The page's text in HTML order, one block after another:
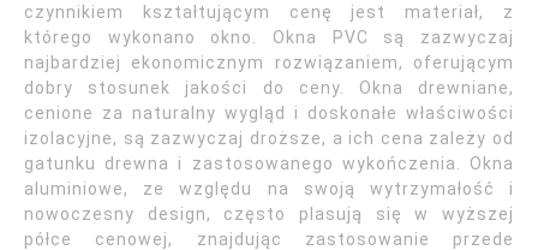
czynnikiem kształtującym cenę jest materiał, z
którego wykonano okno. Okna PVC są zazwyczaj
najbardziej ekonomicznym rozwiązaniem, oferującym
dobry stosunek jakości do ceny. Okna drewniane,
cenione za naturalny wygląd i doskonałe właściwości
izolacyjne, są zazwyczaj droższe, a ich cena zależy od
gatunku drewna i zastosowanego wykończenia. Okna
aluminiowe, ze względu na swoją wytrzymałość i
nowoczesny design, często plasują się w wyższej
półce cenowej, znajdując zastosowanie przede